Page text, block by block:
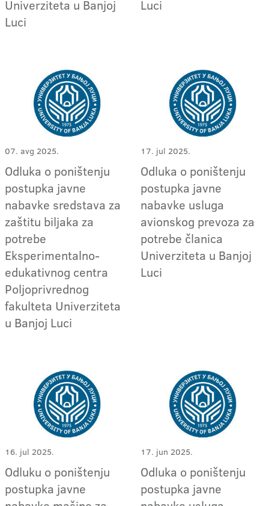
Univerziteta u Banjoj
Luci
Luci
07. avg 2025.
Odluka o poništenju
postupka javne
nabavke sredstava za
zaštitu biljaka za
potrebe
Eksperimentalno-
edukativnog centra
Poljoprivrednog
fakulteta Univerziteta
u Banjoj Luci
17. jul 2025.
Odluka o poništenju
postupka javne
nabavke usluga
avionskog prevoza za
potrebe članica
Univerziteta u Banjoj
Luci
16. jul 2025.
Odluku o poništenju
postupka javne
17. jun 2025.
Odluka o poništenju
postupka javne